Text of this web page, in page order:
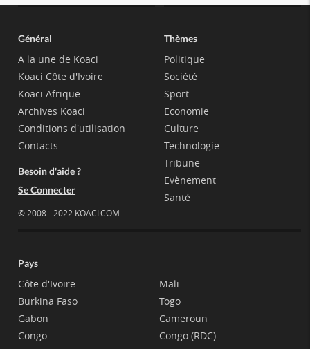
Général
A la une de Koaci
Koaci Côte d'Ivoire
Koaci Afrique
Archives Koaci
Conditions d'utilisation
Contacts
Besoin d'aide ?
Se Connecter
© 2008 - 2022 KOACI.COM
Thèmes
Politique
Société
Sport
Economie
Culture
Technologie
Tribune
Evènement
Santé
Pays
Côte d'Ivoire
Burkina Faso
Gabon
Congo
Mali
Togo
Cameroun
Congo (RDC)